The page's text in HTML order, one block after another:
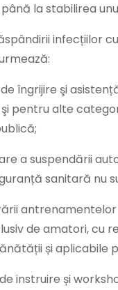
la stabilirea
infecțiilor
îngrijire şi
pentru alte
a suspendării
sanitară nu
de amatori, cu
și aplicabile
instruire și